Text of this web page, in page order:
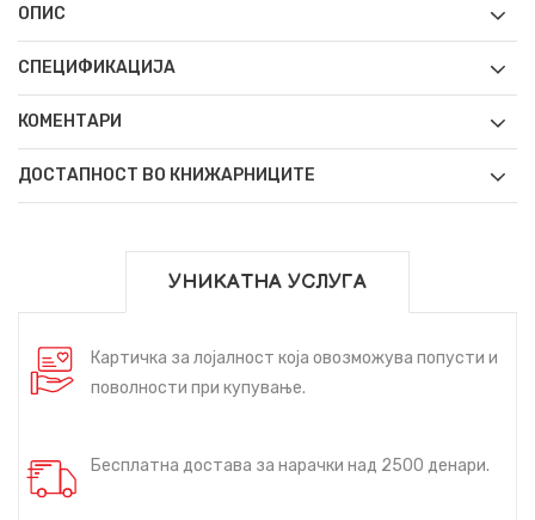
ОПИС
СПЕЦИФИКАЦИЈА
КОМЕНТАРИ
ДОСТАПНОСТ ВО КНИЖАРНИЦИТЕ
УНИКАТНА УСЛУГА
Картичка за лојалност која овозможува попусти и
поволности при купување.
Бесплатна достава за нарачки над 2500 денари.